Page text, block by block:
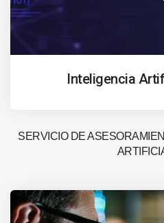
Inteligencia
SERVICIO DE